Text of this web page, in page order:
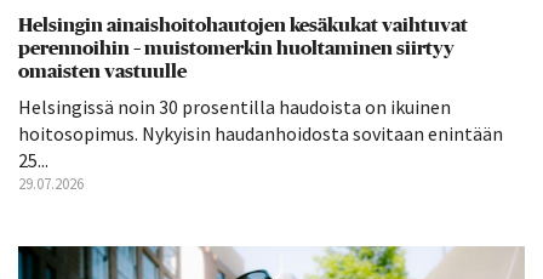
Helsingin ainaishoitohautojen kesäkukat vaihtuvat
perennoihin – muistomerkin huoltaminen siirtyy
omaisten vastuulle
Helsingissä noin 30 prosentilla haudoista on ikuinen
hoitosopimus. Nykyisin haudanhoidosta sovitaan enintään
25...
29.07.2026